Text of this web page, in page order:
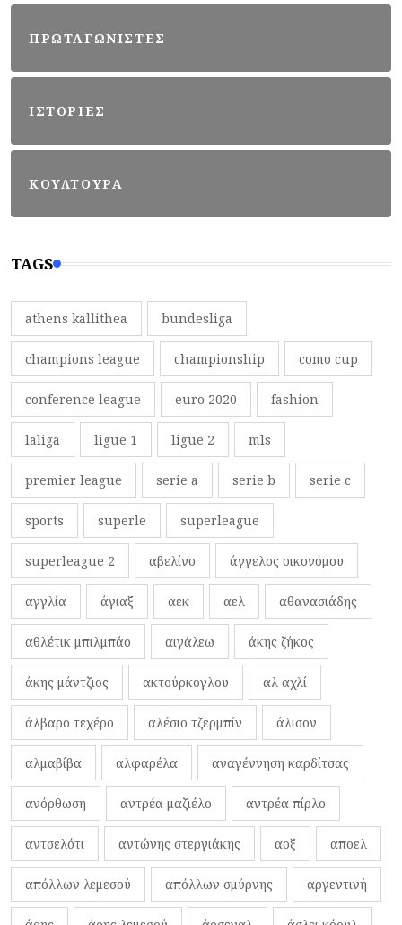
ΠΡΩΤΑΓΩΝΙΣΤΕΣ
ΙΣΤΟΡΙΕΣ
ΚΟΥΛΤΟΥΡΑ
TAGS
athens kallithea bundesliga
champions league championship como cup
conference league euro 2020 fashion
laliga ligue 1 ligue 2 mls
premier league serie a serie b serie c
sports superle superleague
superleague 2 αβελίνο άγγελος οικονόμου
αγγλία άγιαξ αεκ αελ αθανασιάδης
αθλέτικ μπιλμπάο αιγάλεω άκης ζήκος
άκης μάντζιος ακτούρκογλου αλ αχλί
άλβαρο τεχέρο αλέσιο τζερμπίν άλισον
αλμαβίβα αλφαρέλα αναγέννηση καρδίτσας
ανόρθωση αντρέα μαζιέλο αντρέα πίρλο
αντσελότι αντώνης στεργιάκης αοξ αποελ
απόλλων λεμεσού απόλλων σμύρνης αργεντινή